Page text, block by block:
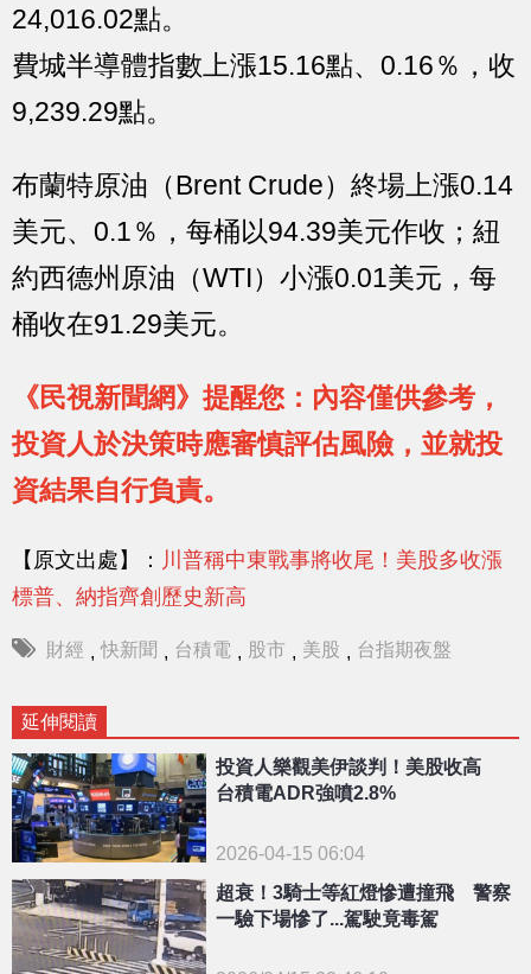
24,016.02點。
費城半導體指數上漲15.16點、0.16％，收
9,239.29點。
布蘭特原油（Brent Crude）終場上漲0.14
美元、0.1％，每桶以94.39美元作收；紐
約西德州原油（WTI）小漲0.01美元，每
桶收在91.29美元。
《民視新聞網》提醒您：內容僅供參考，
投資人於決策時應審慎評估風險，並就投
資結果自行負責。
【原文出處】： 川普稱中東戰事將收尾！美股多收漲
標普、納指齊創歷史新高
財經 , 快新聞 , 台積電 , 股市 , 美股 , 台指期夜盤
延伸閱讀
投資人樂觀美伊談判！美股收高
台積電ADR強噴2.8%
2026-04-15 06:04
超衰！3騎士等紅燈慘遭撞飛 警察
一驗下場慘了...駕駛竟毒駕